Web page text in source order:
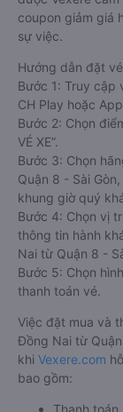
coupon giảm giá
sự việc.
Hướng dẫn đặt
Bước 1: Truy cập
CH Play hoặc
Bước 2: Chọn
VÉ XE”.
Bước 3: Chọn
Quận 8 - Sài
khung giờ quý
Bước 4: Chọn vị
thông tin hành
Nai từ Quận 8 -
Bước 5: Chọn
thanh toán vé.
Việc đặt mua và
Đồng Nai từ
khi Vexere.com
bao gồm:
Thanh